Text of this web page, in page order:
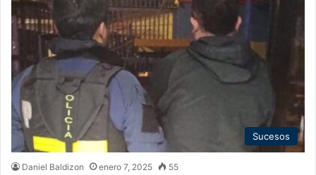
Sucesos
Daniel Baldizon enero 7, 2025 55